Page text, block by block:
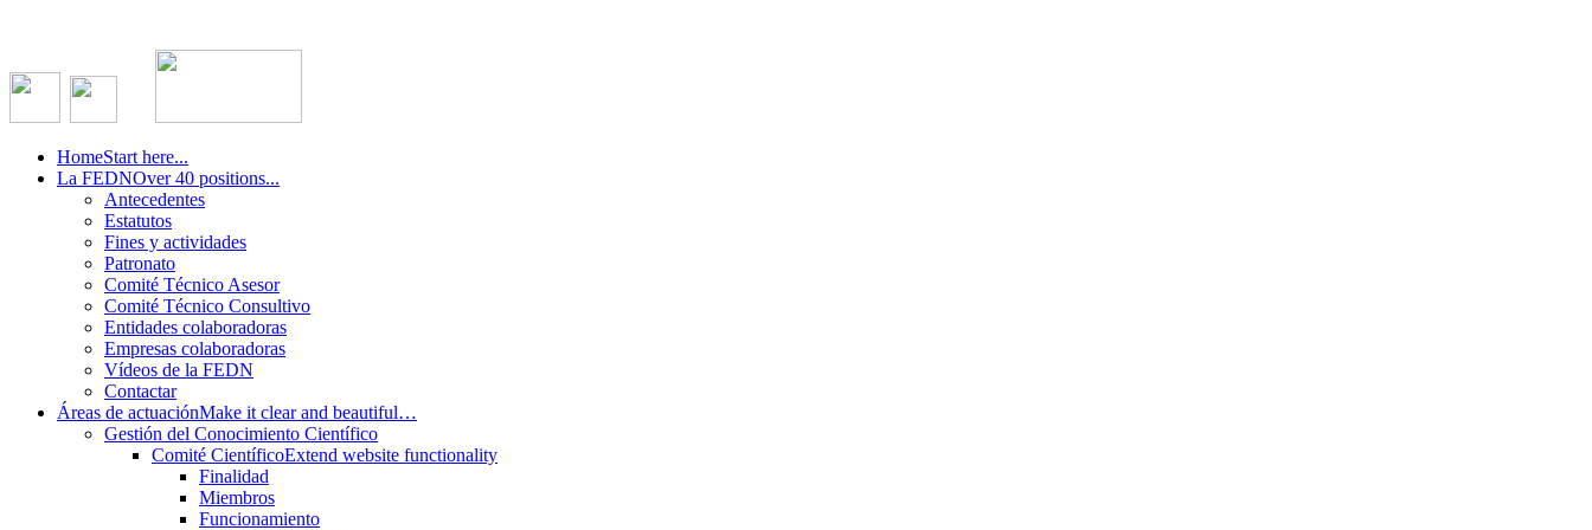
HomeStart here...
La FEDNOver 40 positions...
Antecedentes
Estatutos
Fines y actividades
Patronato
Comité Técnico Asesor
Comité Técnico Consultivo
Entidades colaboradoras
Empresas colaboradoras
Vídeos de la FEDN
Contactar
Áreas de actuaciónMake it clear and beautiful…
Gestión del Conocimiento Científico
Comité CientíficoExtend website functionality
Finalidad
Miembros
Funcionamiento